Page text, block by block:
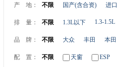
产 地： 不限 国产(含合资) 进口
排 量： 不限 1.3L以下 1.3-1.5L
品 牌： 不限 大众 丰田 本田
配 置： 不限 天窗 ESP